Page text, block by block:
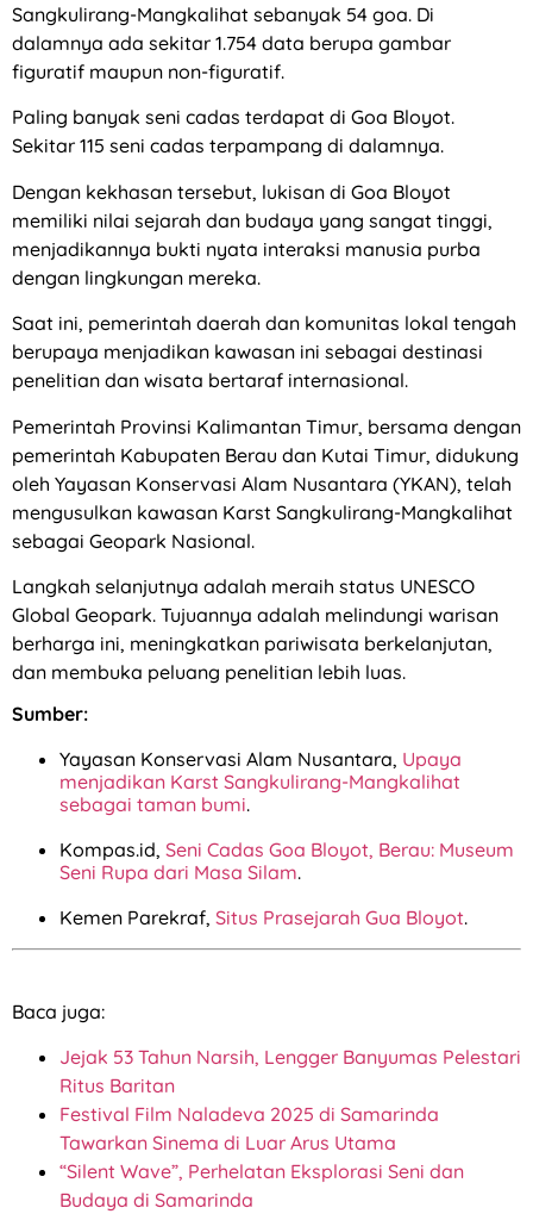
Sangkulirang-Mangkalihat sebanyak 54 goa. Di
dalamnya ada sekitar 1.754 data berupa gambar
figuratif maupun non-figuratif.
Paling banyak seni cadas terdapat di Goa Bloyot.
Sekitar 115 seni cadas terpampang di dalamnya.
Dengan kekhasan tersebut, lukisan di Goa Bloyot
memiliki nilai sejarah dan budaya yang sangat tinggi,
menjadikannya bukti nyata interaksi manusia purba
dengan lingkungan mereka.
Saat ini, pemerintah daerah dan komunitas lokal tengah
berupaya menjadikan kawasan ini sebagai destinasi
penelitian dan wisata bertaraf internasional.
Pemerintah Provinsi Kalimantan Timur, bersama dengan
pemerintah Kabupaten Berau dan Kutai Timur, didukung
oleh Yayasan Konservasi Alam Nusantara (YKAN), telah
mengusulkan kawasan Karst Sangkulirang-Mangkalihat
sebagai Geopark Nasional.
Langkah selanjutnya adalah meraih status UNESCO
Global Geopark. Tujuannya adalah melindungi warisan
berharga ini, meningkatkan pariwisata berkelanjutan,
dan membuka peluang penelitian lebih luas.
Sumber:
Yayasan Konservasi Alam Nusantara, Upaya
menjadikan Karst Sangkulirang-Mangkalihat
sebagai taman bumi.
Kompas.id, Seni Cadas Goa Bloyot, Berau: Museum
Seni Rupa dari Masa Silam.
Kemen Parekraf, Situs Prasejarah Gua Bloyot.
Baca juga:
Jejak 53 Tahun Narsih, Lengger Banyumas Pelestari
Ritus Baritan
Festival Film Naladeva 2025 di Samarinda
Tawarkan Sinema di Luar Arus Utama
“Silent Wave”, Perhelatan Eksplorasi Seni dan
Budaya di Samarinda